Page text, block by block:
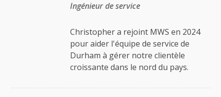
Ingénieur de service
Christopher a rejoint MWS en 2024
pour aider l'équipe de service de
Durham à gérer notre clientèle
croissante dans le nord du pays.